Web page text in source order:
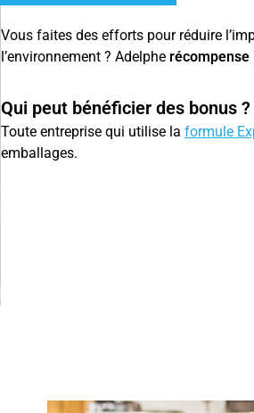
Vous faites des efforts pour réduire
l’environnement ? Adelphe récompense
Qui peut bénéficier des bonus ?
Toute entreprise qui utilise la formule
emballages.